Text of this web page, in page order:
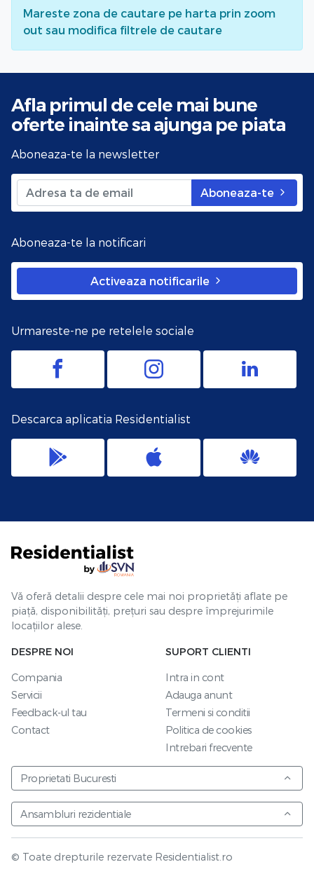
Mareste zona de cautare pe harta prin zoom
out sau modifica filtrele de cautare
Afla primul de cele mai bune
oferte inainte sa ajunga pe piata
Aboneaza-te la newsletter
Aboneaza-te
Aboneaza-te la notificari
Activeaza notificarile
Urmareste-ne pe retelele sociale
Descarca aplicatia Residentialist
Vă oferă detalii despre cele mai noi proprietăți aflate pe
piață, disponibilități, prețuri sau despre împrejurimile
locațiilor alese.
DESPRE NOI
Compania
Servicii
Feedback-ul tau
Contact
SUPORT CLIENTI
Intra in cont
Adauga anunt
Termeni si conditii
Politica de cookies
Intrebari frecvente
Proprietati Bucuresti
Ansambluri rezidentiale
© Toate drepturile rezervate Residentialist.ro